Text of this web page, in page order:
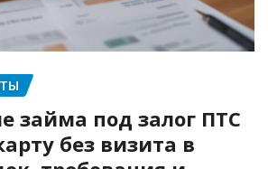
займа под залог ПТС
без визита в